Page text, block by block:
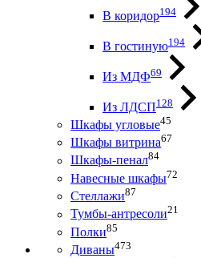
В коридор194
В гостиную194
Из МДФ69
Из ЛДСП128
Шкафы угловые45
Шкафы витрина67
Шкафы-пенал84
Навесные шкафы72
Стеллажи87
Тумбы-антресоли21
Полки85
Диваны473